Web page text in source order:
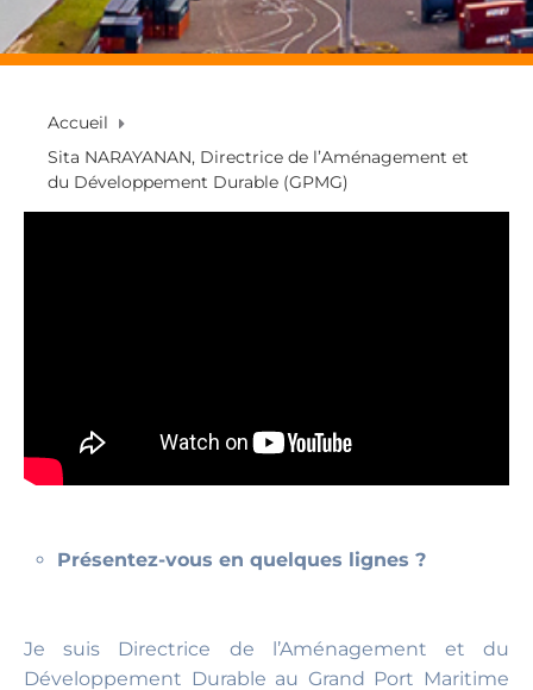
Accueil
Sita NARAYANAN, Directrice de l’Aménagement et
du Développement Durable (GPMG)
Présentez-vous en quelques lignes ?
Je suis Directrice de l’Aménagement et du
Développement Durable au Grand Port Maritime